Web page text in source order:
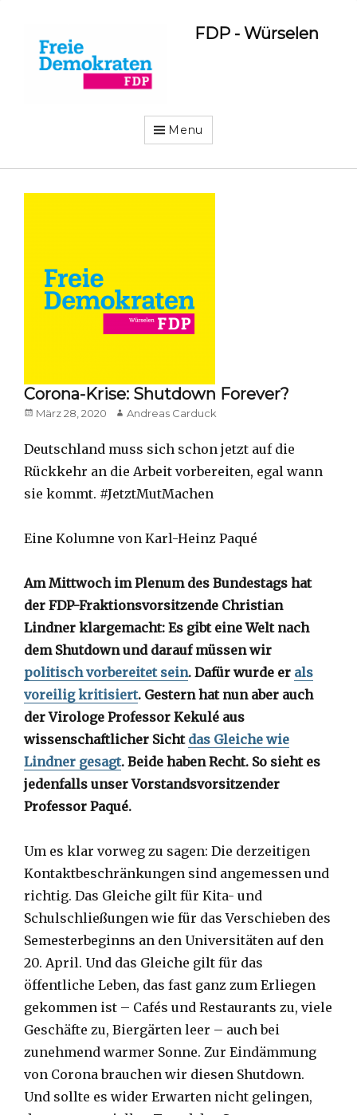
FDP - Würselen
Menu
Corona-Krise: Shutdown Forever?
Posted
März 28, 2020 Author
Andreas Carduck
Deutschland muss sich schon jetzt auf die
Rückkehr an die Arbeit vorbereiten, egal wann
sie kommt. #JetztMutMachen
Eine Kolumne von Karl-Heinz Paqué
Am Mittwoch im Plenum des Bundestags hat
der FDP-Fraktionsvorsitzende Christian
Lindner klargemacht: Es gibt eine Welt nach
dem Shutdown und darauf müssen wir
politisch vorbereitet sein. Dafür wurde er als
voreilig kritisiert. Gestern hat nun aber auch
der Virologe Professor Kekulé aus
wissenschaftlicher Sicht das Gleiche wie
Lindner gesagt. Beide haben Recht. So sieht es
jedenfalls unser Vorstandsvorsitzender
Professor Paqué.
Um es klar vorweg zu sagen: Die derzeitigen
Kontaktbeschränkungen sind angemessen und
richtig. Das Gleiche gilt für Kita- und
Schulschließungen wie für das Verschieben des
Semesterbeginns an den Universitäten auf den
20. April. Und das Gleiche gilt für das
öffentliche Leben, das fast ganz zum Erliegen
gekommen ist – Cafés und Restaurants zu, viele
Geschäfte zu, Biergärten leer – auch bei
zunehmend warmer Sonne. Zur Eindämmung
von Corona brauchen wir diesen Shutdown.
Und sollte es wider Erwarten nicht gelingen,